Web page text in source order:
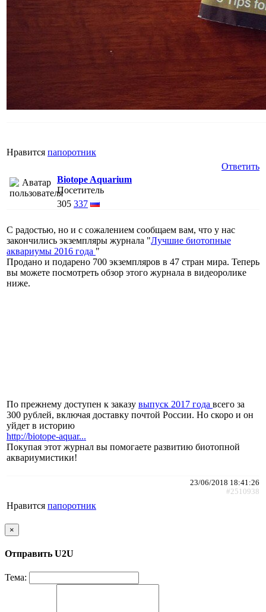
Нравится папоротник
Ответить
Biotope Aquarium
Посетитель
305 337
С радостью, но и с сожалением сообщаем вам, что у нас
закончились экземпляры журнала "Лучшие биотопные
аквариумы 2016 года "
Продано и подарено 700 экземпляров в 47 стран мира. Теперь
вы можете посмотреть обзор этого журнала в видеоролике
ниже.
По прежнему доступен к заказу выпуск 2017 года всего за
300 рублей, включая доставку почтой России. Но скоро и он
уйдет в историю
http://biotope-aquar...
Покупая этот журнал вы помогаете развитию биотопной
аквариумистики!
23/06/2018 18:41:26
#2510938
Нравится папоротник
×
Отправить U2U
Тема: